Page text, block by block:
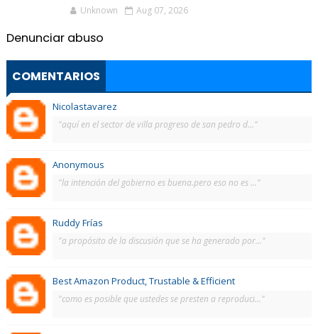
Unknown Aug 07, 2026
Denunciar abuso
COMENTARIOS
Nicolastavarez
"aquí en el sector de villa progreso de san pedro d..."
Anonymous
"la intención del gobierno es buena.pero eso no es ..."
Ruddy Frías
"a propósito de la discusión que se ha generado por..."
Best Amazon Product, Trustable & Efficient
"como es posible que ustedes se presten a reproduci..."